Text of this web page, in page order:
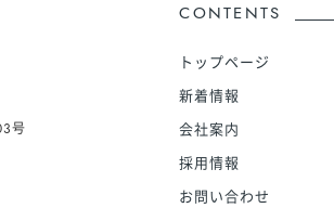
号
CONTENTS
トップページ
新着情報
会社案内
採用情報
お問い合わせ